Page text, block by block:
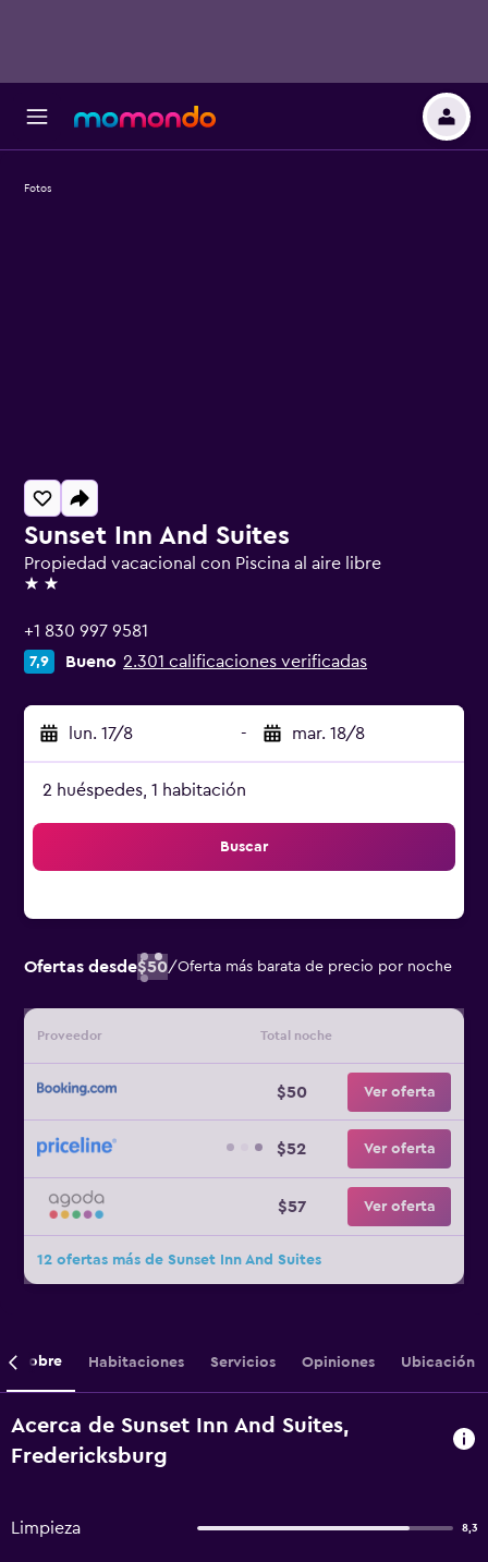
Sunset Inn And Suites
Propiedad vacacional con Piscina al aire libre
2 estrellas
+1 830 997 9581
7,9 Bueno 2.301 calificaciones verificadas
lun. 17/8 - mar. 18/8
2 huéspedes, 1 habitación
Buscar
Ofertas desde$50/Oferta más barata de precio por noche
Proveedor Total noche
$50 Ver oferta
$52 Ver oferta
$57 Ver oferta
12 ofertas más de Sunset Inn And Suites
Fotos
Sobre Habitaciones Servicios Opiniones Ubicación
Acerca de Sunset Inn And Suites,
Fredericksburg
Limpieza 8,3